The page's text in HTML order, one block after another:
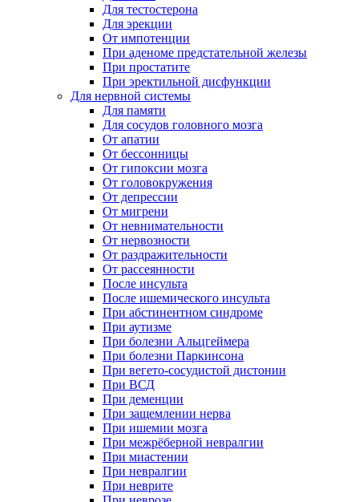
Для тестостерона
Для эрекции
От импотенции
При аденоме предстательной железы
При простатите
При эректильной дисфункции
Для нервной системы
Для памяти
Для сосудов головного мозга
От апатии
От бессонницы
От гипоксии мозга
От головокружения
От депрессии
От мигрени
От невнимательности
От нервозности
От раздражительности
От рассеянности
После инсульта
После ишемического инсульта
При абстинентном синдроме
При аутизме
При болезни Альцгеймера
При болезни Паркинсона
При вегето-сосудистой дистонии
При ВСД
При деменции
При защемлении нерва
При ишемии мозга
При межрёберной невралгии
При миастении
При невралгии
При неврите